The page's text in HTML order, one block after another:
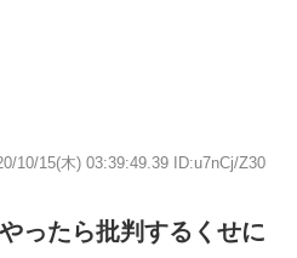
10/15(木) 03:39:49.39 ID:u7nCj/Z30
ったら批判するくせに